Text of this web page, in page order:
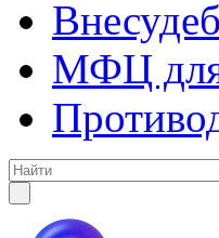
МФЦ для